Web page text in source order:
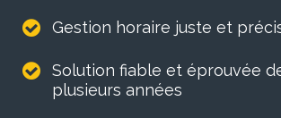
Gestion horaire juste et
Solution fiable et éprouvée
plusieurs années